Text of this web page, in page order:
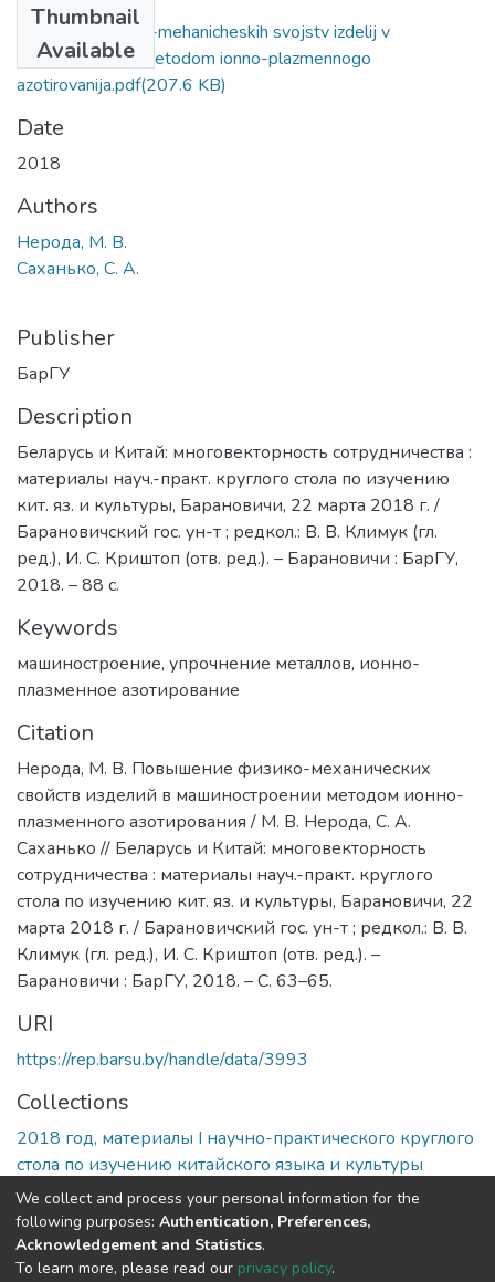
Thumbnail
Available
Povyshenie fiziko-mehanicheskih svojstv izdelij v
mashinostroenii metodom ionno-plazmennogo
azotirovanija.pdf(207.6 KB)
Date
2018
Authors
Нерода, М. В.
Саханько, С. А.
Publisher
БарГУ
Description
Беларусь и Китай: многовекторность сотрудничества :
материалы науч.-практ. круглого стола по изучению
кит. яз. и культуры, Барановичи, 22 марта 2018 г. /
Барановичский гос. ун-т ; редкол.: В. В. Климук (гл.
ред.), И. С. Криштоп (отв. ред.). – Барановичи : БарГУ,
2018. – 88 с.
Keywords
машиностроение, упрочнение металлов, ионно-
плазменное азотирование
Citation
Нерода, М. В. Повышение физико-механических
свойств изделий в машиностроении методом ионно-
плазменного азотирования / М. В. Нерода, С. А.
Саханько // Беларусь и Китай: многовекторность
сотрудничества : материалы науч.-практ. круглого
стола по изучению кит. яз. и культуры, Барановичи, 22
марта 2018 г. / Барановичский гос. ун-т ; редкол.: В. В.
Климук (гл. ред.), И. С. Криштоп (отв. ред.). –
Барановичи : БарГУ, 2018. – С. 63–65.
URI
https://rep.barsu.by/handle/data/3993
Collections
2018 год, материалы I научно-практического круглого
стола по изучению китайского языка и культуры
Full item page
We collect and process your personal information for the
following purposes: Authentication, Preferences,
Acknowledgement and Statistics.
To learn more, please read our privacy policy.